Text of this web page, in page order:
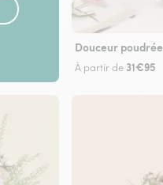
Douceur poudrée
À partir de 31€95